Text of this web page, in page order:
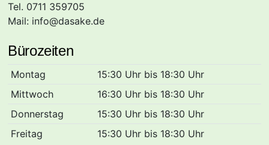
Tel. 0711 359705
Mail: info@dasake.de
Bürozeiten
Montag
15:30 Uhr bis 18:30 Uhr
Mittwoch
16:30 Uhr bis 18:30 Uhr
Donnerstag
15:30 Uhr bis 18:30 Uhr
Freitag
15:30 Uhr bis 18:30 Uhr